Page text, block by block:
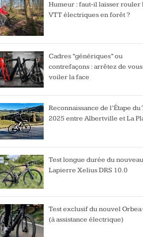
Humeur : faut-il laisser rouler
VTT électriques en forêt ?
Cadres “génériques” ou
contrefaçons : arrêtez de vous
voiler la face
Reconnaissance de l’Étape du
2025 entre Albertville et La
Test longue durée du nouveau
Lapierre Xelius DRS 10.0
Test exclusif du nouvel Orbea
(à assistance électrique)